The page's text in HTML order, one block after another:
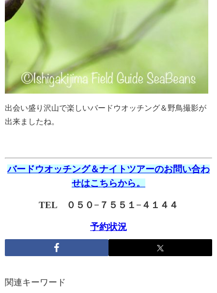
出会い盛り沢山で楽しいバードウオッチング＆野鳥撮影が
出来ましたね。
バードウオッチング＆ナイトツアーのお問い合わ
せはこちらから。
TEL ０５０−７５５１−４１４４
予約状況
関連キーワード